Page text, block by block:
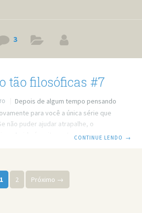
3
tão filosóficas #7
Depois de algum tempo pensando
para você a única série que
não puder ajudar atrapalhe, o
A vida é muito curta para estar
de Adão conquistando as
chamar você por seu nome completo
CONTINUE LENDO →
1 2 Próximo →